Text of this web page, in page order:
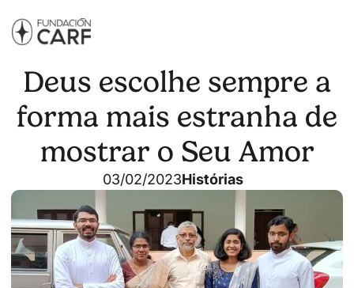
Deus escolhe sempre a
forma mais estranha de
mostrar o Seu Amor
03/02/2023Histórias